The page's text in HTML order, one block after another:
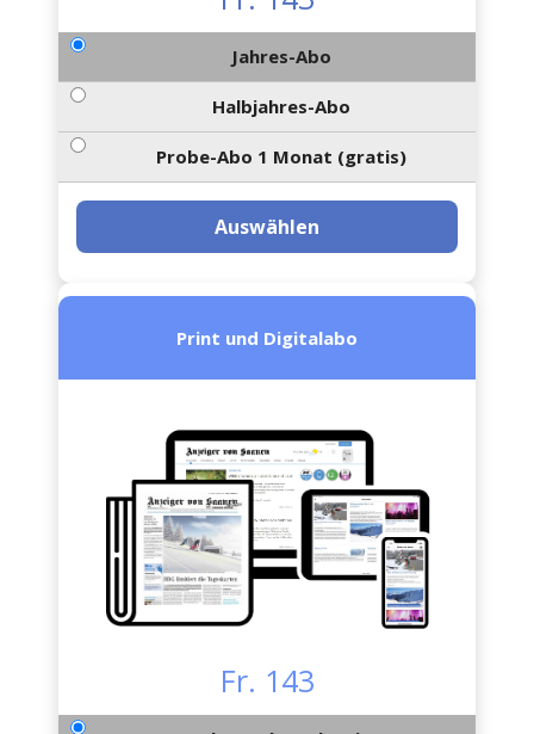
Jahres-Abo
Halbjahres-Abo
Probe-Abo 1 Monat (gratis)
Auswählen
Print und Digitalabo
Fr. 143